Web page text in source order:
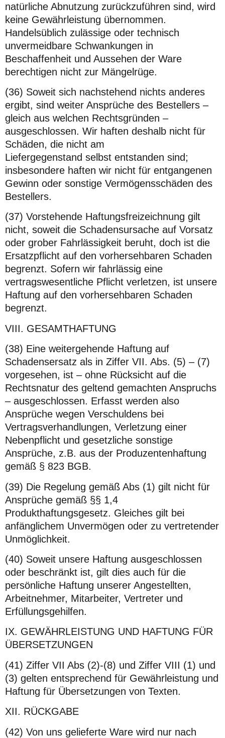
natürliche Abnutzung zurückzuführen sind, wird
keine Gewährleistung übernommen.
Handelsüblich zulässige oder technisch
unvermeidbare Schwankungen in
Beschaffenheit und Aussehen der Ware
berechtigen nicht zur Mängelrüge.
(36) Soweit sich nachstehend nichts anderes
ergibt, sind weiter Ansprüche des Bestellers –
gleich aus welchen Rechtsgründen –
ausgeschlossen. Wir haften deshalb nicht für
Schäden, die nicht am
Liefergegenstand selbst entstanden sind;
insbesondere haften wir nicht für entgangenen
Gewinn oder sonstige Vermögensschäden des
Bestellers.
(37) Vorstehende Haftungsfreizeichnung gilt
nicht, soweit die Schadensursache auf Vorsatz
oder grober Fahrlässigkeit beruht, doch ist die
Ersatzpflicht auf den vorhersehbaren Schaden
begrenzt. Sofern wir fahrlässig eine
vertragswesentliche Pflicht verletzen, ist unsere
Haftung auf den vorhersehbaren Schaden
begrenzt.
VIII. GESAMTHAFTUNG
(38) Eine weitergehende Haftung auf
Schadensersatz als in Ziffer VII. Abs. (5) – (7)
vorgesehen, ist – ohne Rücksicht auf die
Rechtsnatur des geltend gemachten Anspruchs
– ausgeschlossen. Erfasst werden also
Ansprüche wegen Verschuldens bei
Vertragsverhandlungen, Verletzung einer
Nebenpflicht und gesetzliche sonstige
Ansprüche, z.B. aus der Produzentenhaftung
gemäß § 823 BGB.
(39) Die Regelung gemäß Abs (1) gilt nicht für
Ansprüche gemäß §§ 1,4
Produkthaftungsgesetz. Gleiches gilt bei
anfänglichem Unvermögen oder zu vertretender
Unmöglichkeit.
(40) Soweit unsere Haftung ausgeschlossen
oder beschränkt ist, gilt dies auch für die
persönliche Haftung unserer Angestellten,
Arbeitnehmer, Mitarbeiter, Vertreter und
Erfüllungsgehilfen.
IX. GEWÄHRLEISTUNG UND HAFTUNG FÜR
ÜBERSETZUNGEN
(41) Ziffer VII Abs (2)-(8) und Ziffer VIII (1) und
(3) gelten entsprechend für Gewährleistung und
Haftung für Übersetzungen von Texten.
XII. RÜCKGABE
(42) Von uns gelieferte Ware wird nur nach